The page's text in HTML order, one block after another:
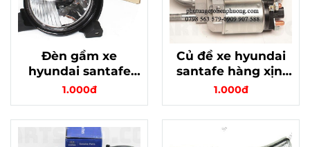
Đèn gầm xe
hyundai santafe
chất lượng
1.000đ
Củ đề xe hyundai
santafe hàng xịn,
chính hãng
1.000đ